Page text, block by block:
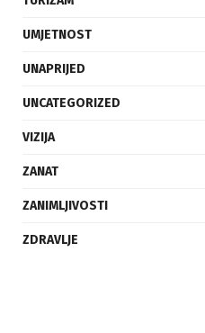
UMJETNOST
UNAPRIJED
UNCATEGORIZED
VIZIJA
ZANAT
ZANIMLJIVOSTI
ZDRAVLJE